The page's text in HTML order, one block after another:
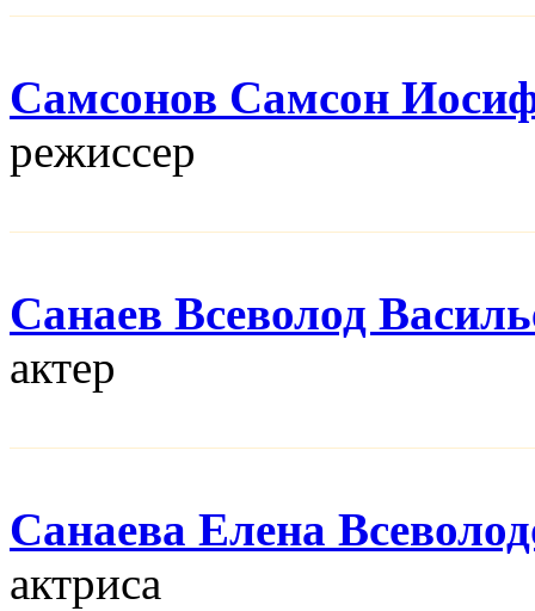
Самсонов Самсон
режисcер
Санаев Всеволод
актер
Санаева Елена
актриса